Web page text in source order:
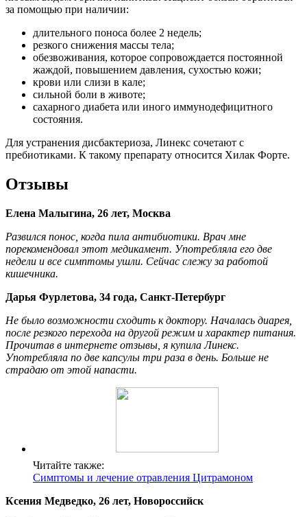
за помощью при наличии:
длительного поноса более 2 недель;
резкого снижения массы тела;
обезвоживания, которое сопровождается постоянной
жаждой, повышением давления, сухостью кожи;
крови или слизи в кале;
сильной боли в животе;
сахарного диабета или иного иммунодефицитного
состояния.
Для устранения дисбактериоза, Линекс сочетают с
пребиотиками. К такому препарату относится Хилак Форте.
Отзывы
Елена Малыгина, 26 лет, Москва
Развился понос, когда пила антибиотики. Врач мне
порекомендовал этот медикамент. Употребляла его две
недели и все симптомы ушли. Сейчас слежу за работой
кишечника.
Дарья Фурлетова, 34 года, Санкт-Петербург
Не было возможности сходить к доктору. Началась диарея,
после резкого перехода на другой режим и характер питания.
Прочитав в интернете отзывы, я купила Линекс.
Употребляла по две капсулы три раза в день. Больше не
страдаю от этой напасти.
Читайте также:
Симптомы и лечение отравления Цитрамоном
Ксения Медведко, 26 лет, Новороссийск